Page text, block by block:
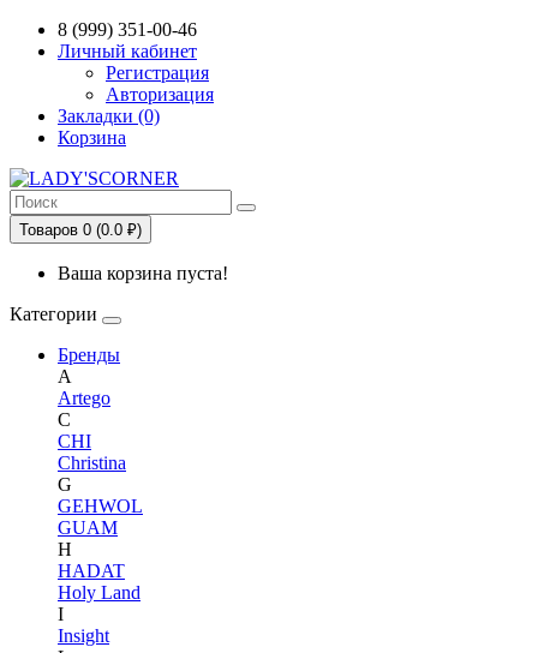
Сервис сравнения цен в Беларуси
8 (999) 351-00-46
Личный кабинет
Регистрация
Авторизация
Закладки (0)
Корзина
Товаров 0 (0.0 ₽)
Ваша корзина пуста!
Категории
Бренды
A
Artego
C
CHI
Christina
G
GEHWOL
GUAM
H
HADAT
Holy Land
I
Insight